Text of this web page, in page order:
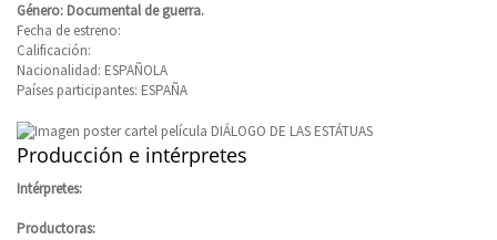
Género: Documental de guerra.
Fecha de estreno:
Calificación:
Nacionalidad: ESPAÑOLA
Países participantes: ESPAÑA
Producción e intérpretes
Intérpretes:
Productoras: